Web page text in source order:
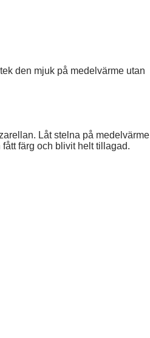
den mjuk på medelvärme utan
Låt stelna på medelvärme
färg och blivit helt tillagad.